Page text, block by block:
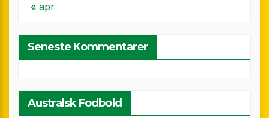
« apr
Seneste Kommentarer
Australsk Fodbold